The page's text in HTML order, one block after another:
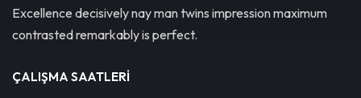
Excellence decisively nay man twins impression maximum
contrasted remarkably is perfect.
ÇALIŞMA SAATLERI